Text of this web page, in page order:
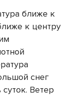
ближе к
к центру
снег
Ветер